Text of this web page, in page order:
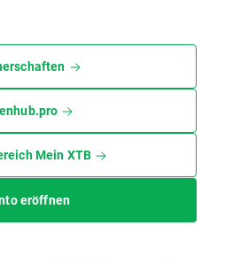
Mein XTB
eröffnen